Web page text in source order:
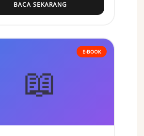
BACA SEKARANG
E-BOOK
📖